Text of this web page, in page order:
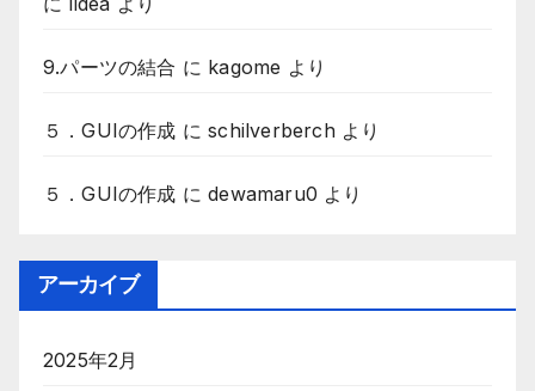
9.パーツの結合 に kagome より
５．GUIの作成 にschilverberchより
５．GUIの作成 にdewamaru0 より
アーカイブ
2025年2月